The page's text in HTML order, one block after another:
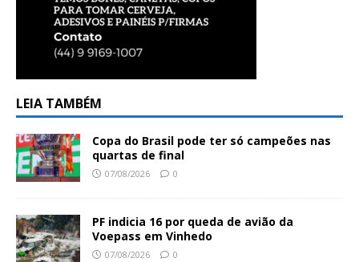
LEIA TAMBÉM
Copa do Brasil pode ter só campeões nas
quartas de final
07/08/2026 0
PF indicia 16 por queda de avião da
Voepass em Vinhedo
07/08/2026 0